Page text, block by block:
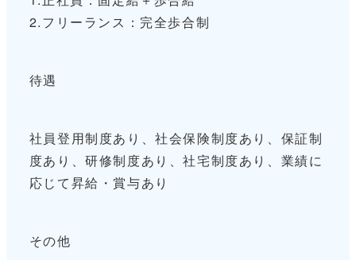
2.フリーランス：完全歩合制
待遇
社員登用制度あり、社会保険制度あり、保証制
度あり、研修制度あり、社宅制度あり、業績に
応じて昇給・賞与あり
その他